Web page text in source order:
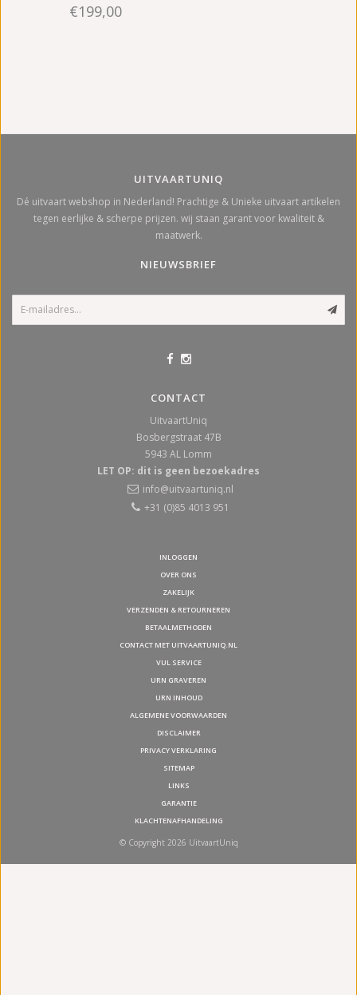
glans - keramiek
€199,00
UITVAARTUNIQ
Dé uitvaart webshop in Nederland! Prachtige & Unieke uitvaart artikelen
tegen eerlijke & scherpe prijzen. wij staan garant voor kwaliteit &
maatwerk.
NIEUWSBRIEF
CONTACT
UitvaartUniq
Bosbergstraat 47B
5943 AL Lomm
LET OP: dit is geen bezoekadres
info@uitvaartuniq.nl
+31 (0)85 4013 951
INLOGGEN
OVER ONS
ZAKELIJK
VERZENDEN & RETOURNEREN
BETAALMETHODEN
CONTACT MET UITVAARTUNIQ.NL
VUL SERVICE
URN GRAVEREN
URN INHOUD
ALGEMENE VOORWAARDEN
DISCLAIMER
PRIVACY VERKLARING
SITEMAP
LINKS
GARANTIE
KLACHTENAFHANDELING
© Copyright 2026 UitvaartUniq